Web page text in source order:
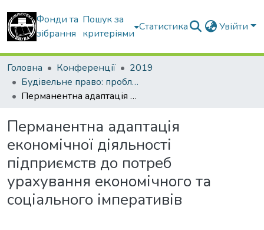
Фонди та
зібрання
Пошук за
критеріями
Статистика Увійти
Головна Конференції
2019
Будівельне право: проблеми теорії і практики
Перманентна адаптація економічної діяльності підприємств до потреб урахування економічного та соціального імперативів
Перманентна адаптація
економічної діяльності
підприємств до потреб
урахування економічного та
соціального імперативів